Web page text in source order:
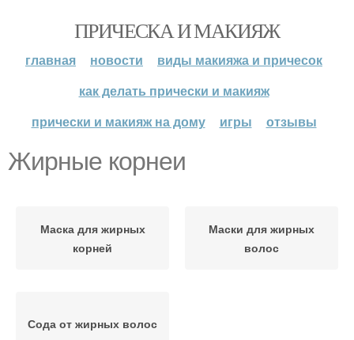
ПРИЧЕСКА И МАКИЯЖ
главная новости
виды макияжа и причесок
как делать прически и макияж
прически и макияж на дому
игры отзывы
Жирные корнеи
Маска для жирных
корней
Маски для жирных
волос
Сода от жирных волос